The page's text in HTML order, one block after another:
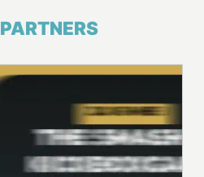
PARTNERS